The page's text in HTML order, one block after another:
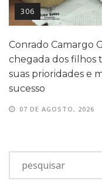
306
Conrado Camargo
chegada dos filhos
suas prioridades e
sucesso
07 DE AGOSTO, 2026